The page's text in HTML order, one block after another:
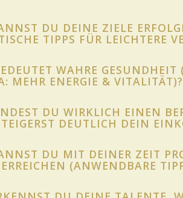
DU DEINE ZIELE
TIPPS FÜR LEICHTERE
WAHRE
MEHR ENERGIE & VITALITÄT)?
DU WIRKLICH EINEN
DEUTLICH DEIN
DU MIT DEINER ZEIT
(ANWENDBARE